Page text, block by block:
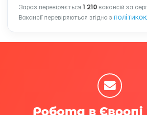
Зараз перевіряється 1 210 вакансій за
Вакансії перевіряються згідно з
Робота в